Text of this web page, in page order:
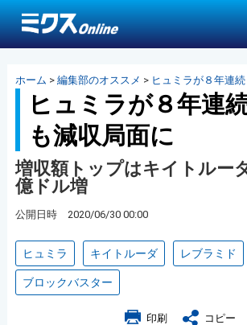
ホーム > 編集部のオススメ > ヒュミラが８年連
ヒュミラが８年連
も減収局面に
増収額トップはキイトル
億ドル増
公開日時 2020/06/30 00:00
ヒュミラ キイトルーダ レブラミド
ブロックバスター
印刷 コピー